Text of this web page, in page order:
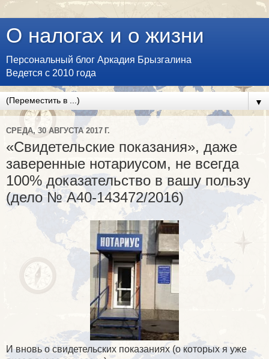
О налогах и о жизни
Персональный блог Аркадия Брызгалина
Ведется с 2010 года
▼
СРЕДА, 30 АВГУСТА 2017 Г.
«Свидетельские показания», даже
заверенные нотариусом, не всегда
100% доказательство в вашу пользу
(дело № А40-143472/2016)
И вновь о свидетельских показаниях (о которых я уже